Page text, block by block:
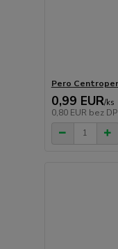
Pero
0,99 EUR/ks
0,80 EUR bez